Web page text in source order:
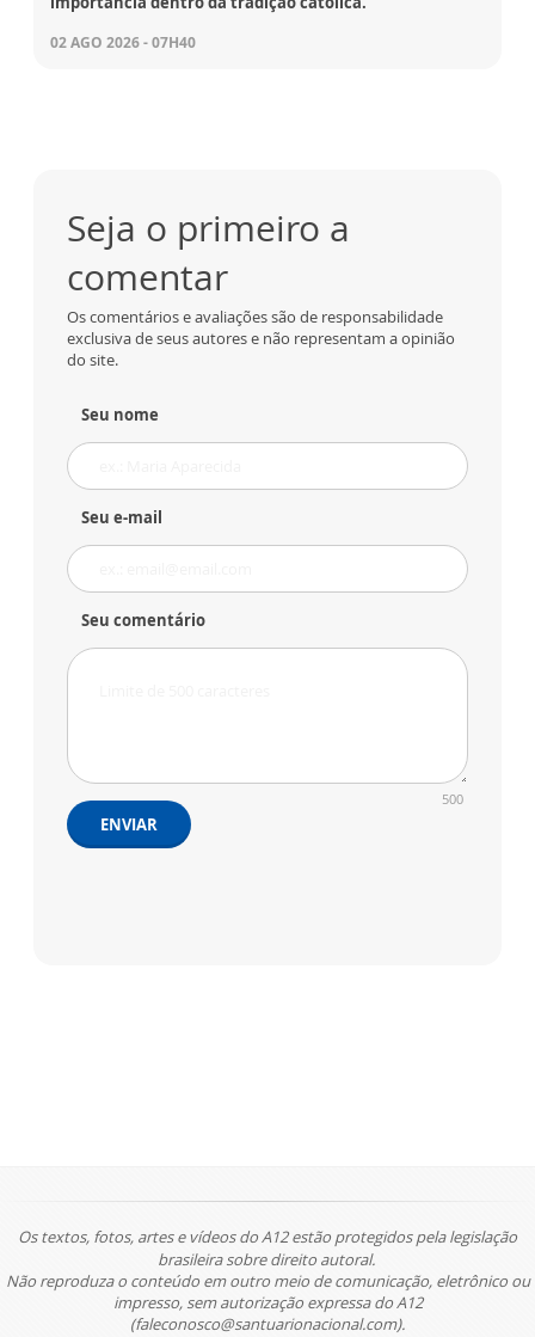
02 AGO 2026 - 07H40
Seja o primeiro a
comentar
Os comentários e avaliações são de responsabilidade
exclusiva de seus autores e não representam a opinião
do site.
Seu nome
Seu e-mail
Seu comentário
500
ENVIAR
Os textos, fotos, artes e vídeos do A12 estão protegidos pela legislação
brasileira sobre direito autoral.
Não reproduza o conteúdo em outro meio de comunicação, eletrônico ou
impresso, sem autorização expressa do A12
(faleconosco@santuarionacional.com).